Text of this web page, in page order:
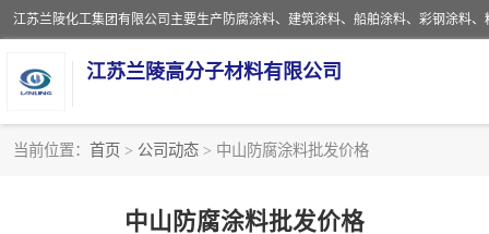
江苏兰陵高分子材料有限公司
当前位置： 首页 > 公司动态 > 中山防腐涂料批发价格
中山防腐涂料批发价格